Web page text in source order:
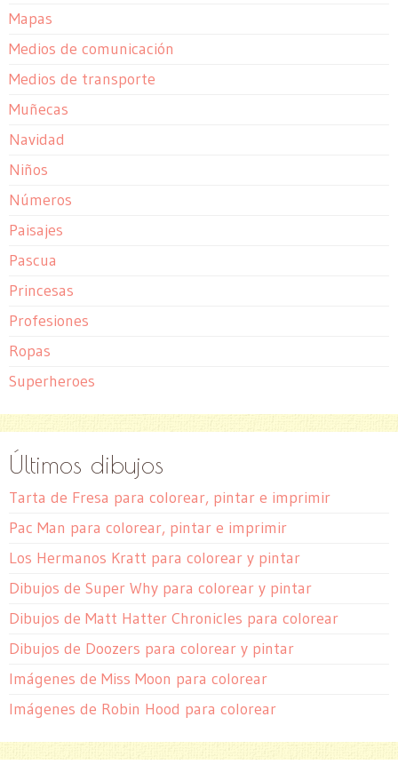
Mapas
Medios de comunicación
Medios de transporte
Muñecas
Navidad
Niños
Números
Paisajes
Pascua
Princesas
Profesiones
Ropas
Superheroes
Últimos dibujos
Tarta de Fresa para colorear, pintar e imprimir
Pac Man para colorear, pintar e imprimir
Los Hermanos Kratt para colorear y pintar
Dibujos de Super Why para colorear y pintar
Dibujos de Matt Hatter Chronicles para colorear
Dibujos de Doozers para colorear y pintar
Imágenes de Miss Moon para colorear
Imágenes de Robin Hood para colorear